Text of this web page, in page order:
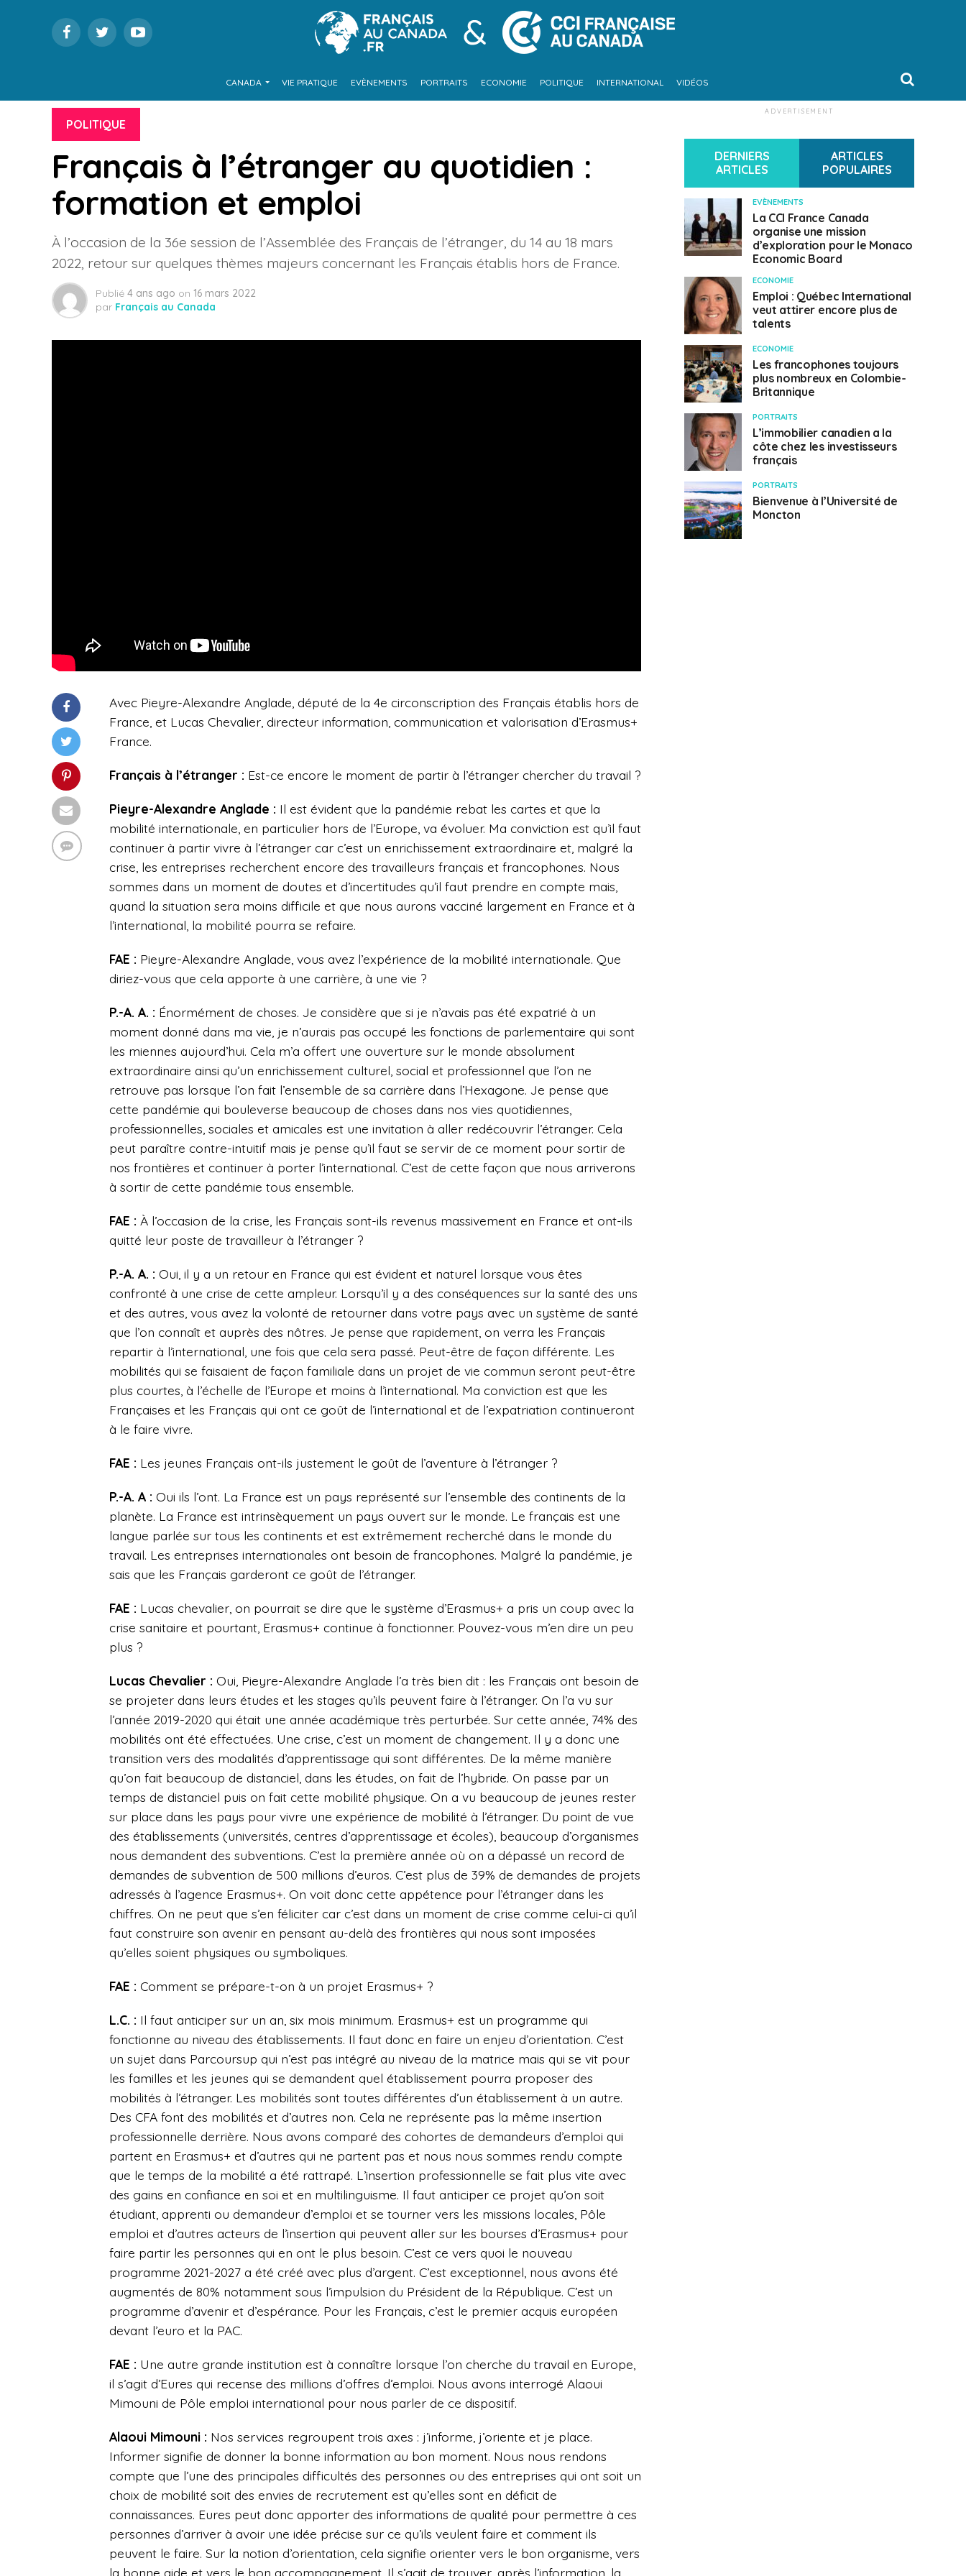
CANADA VIE PRATIQUE EVÈNEMENTS PORTRAITS ECONOMIE POLITIQUE INTERNATIONAL VIDÉOS
POLITIQUE
Français à l’étranger au quotidien :
formation et emploi
À l’occasion de la 36e session de l’Assemblée des Français de l’étranger, du 14 au 18 mars
2022, retour sur quelques thèmes majeurs concernant les Français établis hors de France.
Publié 4 ans ago on 16 mars 2022
par Français au Canada
Avec Pieyre-Alexandre Anglade, député de la 4e circonscription des Français établis hors de
France, et Lucas Chevalier, directeur information, communication et valorisation d’Erasmus+
France.
Français à l’étranger : Est-ce encore le moment de partir à l’étranger chercher du travail ?
Pieyre-Alexandre Anglade : Il est évident que la pandémie rebat les cartes et que la
mobilité internationale, en particulier hors de l’Europe, va évoluer. Ma conviction est qu’il faut
continuer à partir vivre à l’étranger car c’est un enrichissement extraordinaire et, malgré la
crise, les entreprises recherchent encore des travailleurs français et francophones. Nous
sommes dans un moment de doutes et d’incertitudes qu’il faut prendre en compte mais,
quand la situation sera moins difficile et que nous aurons vacciné largement en France et à
l’international, la mobilité pourra se refaire.
FAE : Pieyre-Alexandre Anglade, vous avez l’expérience de la mobilité internationale. Que
diriez-vous que cela apporte à une carrière, à une vie ?
P.-A. A. : Énormément de choses. Je considère que si je n’avais pas été expatrié à un
moment donné dans ma vie, je n’aurais pas occupé les fonctions de parlementaire qui sont
les miennes aujourd’hui. Cela m’a offert une ouverture sur le monde absolument
extraordinaire ainsi qu’un enrichissement culturel, social et professionnel que l’on ne
retrouve pas lorsque l’on fait l’ensemble de sa carrière dans l’Hexagone. Je pense que
cette pandémie qui bouleverse beaucoup de choses dans nos vies quotidiennes,
professionnelles, sociales et amicales est une invitation à aller redécouvrir l’étranger. Cela
peut paraître contre-intuitif mais je pense qu’il faut se servir de ce moment pour sortir de
nos frontières et continuer à porter l’international. C’est de cette façon que nous arriverons
à sortir de cette pandémie tous ensemble.
FAE : À l’occasion de la crise, les Français sont-ils revenus massivement en France et ont-ils
quitté leur poste de travailleur à l’étranger ?
P.-A. A. : Oui, il y a un retour en France qui est évident et naturel lorsque vous êtes
confronté à une crise de cette ampleur. Lorsqu’il y a des conséquences sur la santé des uns
et des autres, vous avez la volonté de retourner dans votre pays avec un système de santé
que l’on connaît et auprès des nôtres. Je pense que rapidement, on verra les Français
repartir à l’international, une fois que cela sera passé. Peut-être de façon différente. Les
mobilités qui se faisaient de façon familiale dans un projet de vie commun seront peut-être
plus courtes, à l’échelle de l’Europe et moins à l’international. Ma conviction est que les
Françaises et les Français qui ont ce goût de l’international et de l’expatriation continueront
à le faire vivre.
FAE : Les jeunes Français ont-ils justement le goût de l’aventure à l’étranger ?
P.-A. A : Oui ils l’ont. La France est un pays représenté sur l’ensemble des continents de la
planète. La France est intrinsèquement un pays ouvert sur le monde. Le français est une
langue parlée sur tous les continents et est extrêmement recherché dans le monde du
travail. Les entreprises internationales ont besoin de francophones. Malgré la pandémie, je
sais que les Français garderont ce goût de l’étranger.
FAE : Lucas chevalier, on pourrait se dire que le système d’Erasmus+ a pris un coup avec la
crise sanitaire et pourtant, Erasmus+ continue à fonctionner. Pouvez-vous m’en dire un peu
plus ?
Lucas Chevalier : Oui, Pieyre-Alexandre Anglade l’a très bien dit : les Français ont besoin de
se projeter dans leurs études et les stages qu’ils peuvent faire à l’étranger. On l’a vu sur
l’année 2019-2020 qui était une année académique très perturbée. Sur cette année, 74% des
mobilités ont été effectuées. Une crise, c’est un moment de changement. Il y a donc une
transition vers des modalités d’apprentissage qui sont différentes. De la même manière
qu’on fait beaucoup de distanciel, dans les études, on fait de l’hybride. On passe par un
temps de distanciel puis on fait cette mobilité physique. On a vu beaucoup de jeunes rester
sur place dans les pays pour vivre une expérience de mobilité à l’étranger. Du point de vue
des établissements (universités, centres d’apprentissage et écoles), beaucoup d’organismes
nous demandent des subventions. C’est la première année où on a dépassé un record de
demandes de subvention de 500 millions d’euros. C’est plus de 39% de demandes de projets
adressés à l’agence Erasmus+. On voit donc cette appétence pour l’étranger dans les
chiffres. On ne peut que s’en féliciter car c’est dans un moment de crise comme celui-ci qu’il
faut construire son avenir en pensant au-delà des frontières qui nous sont imposées
qu’elles soient physiques ou symboliques.
FAE : Comment se prépare-t-on à un projet Erasmus+ ?
L.C. : Il faut anticiper sur un an, six mois minimum. Erasmus+ est un programme qui
fonctionne au niveau des établissements. Il faut donc en faire un enjeu d’orientation. C’est
un sujet dans Parcoursup qui n’est pas intégré au niveau de la matrice mais qui se vit pour
les familles et les jeunes qui se demandent quel établissement pourra proposer des
mobilités à l’étranger. Les mobilités sont toutes différentes d’un établissement à un autre.
Des CFA font des mobilités et d’autres non. Cela ne représente pas la même insertion
professionnelle derrière. Nous avons comparé des cohortes de demandeurs d’emploi qui
partent en Erasmus+ et d’autres qui ne partent pas et nous nous sommes rendu compte
que le temps de la mobilité a été rattrapé. L’insertion professionnelle se fait plus vite avec
des gains en confiance en soi et en multilinguisme. Il faut anticiper ce projet qu’on soit
étudiant, apprenti ou demandeur d’emploi et se tourner vers les missions locales, Pôle
emploi et d’autres acteurs de l’insertion qui peuvent aller sur les bourses d’Erasmus+ pour
faire partir les personnes qui en ont le plus besoin. C’est ce vers quoi le nouveau
programme 2021-2027 a été créé avec plus d’argent. C’est exceptionnel, nous avons été
augmentés de 80% notamment sous l’impulsion du Président de la République. C’est un
programme d’avenir et d’espérance. Pour les Français, c’est le premier acquis européen
devant l’euro et la PAC.
FAE : Une autre grande institution est à connaître lorsque l’on cherche du travail en Europe,
il s’agit d’Eures qui recense des millions d’offres d’emploi. Nous avons interrogé Alaoui
Mimouni de Pôle emploi international pour nous parler de ce dispositif.
Alaoui Mimouni : Nos services regroupent trois axes : j’informe, j’oriente et je place.
Informer signifie de donner la bonne information au bon moment. Nous nous rendons
compte que l’une des principales difficultés des personnes ou des entreprises qui ont soit un
choix de mobilité soit des envies de recrutement est qu’elles sont en déficit de
connaissances. Eures peut donc apporter des informations de qualité pour permettre à ces
personnes d’arriver à avoir une idée précise sur ce qu’ils veulent faire et comment ils
peuvent le faire. Sur la notion d’orientation, cela signifie orienter vers le bon organisme, vers
la bonne aide et vers le bon accompagnement. Il s’agit de trouver, après l’information, la
ADVERTISEMENT
DERNIERS
ARTICLES
ARTICLES
POPULAIRES
EVÈNEMENTS
La CCI France Canada
organise une mission
d’exploration pour le Monaco
Economic Board
ECONOMIE
Emploi : Québec International
veut attirer encore plus de
talents
ECONOMIE
Les francophones toujours
plus nombreux en Colombie-
Britannique
PORTRAITS
L’immobilier canadien a la
côte chez les investisseurs
français
PORTRAITS
Bienvenue à l’Université de
Moncton